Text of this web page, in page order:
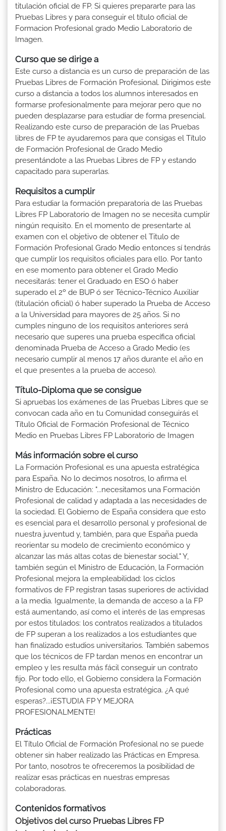
titulación oficial de FP. Si quieres prepararte para las
Pruebas Libres y para conseguir el título oficial de
Formacion Profesional grado Medio Laboratorio de
Imagen.
Curso que se dirige a
Este curso a distancia es un curso de preparación de las
Pruebas Libres de Formación Profesional. Dirigimos este
curso a distancia a todos los alumnos interesados en
formarse profesionalmente para mejorar pero que no
pueden desplazarse para estudiar de forma presencial.
Realizando este curso de preparación de las Pruebas
libres de FP te ayudaremos para que consigas el Título
de Formación Profesional de Grado Medio
presentándote a las Pruebas Libres de FP y estando
capacitado para superarlas.
Requisitos a cumplir
Para estudiar la formación preparatoria de las Pruebas
Libres FP Laboratorio de Imagen no se necesita cumplir
ningún requisito. En el momento de presentarte al
examen con el objetivo de obtener el Titulo de
Formación Profesional Grado Medio entonces sí tendrás
que cumplir los requisitos oficiales para ello. Por tanto
en ese momento para obtener el Grado Medio
necesitarás: tener el Graduado en ESO ó haber
superado el 2º de BUP ó ser Técnico-Técnico Auxiliar
(titulación oficial) ó haber superado la Prueba de Acceso
a la Universidad para mayores de 25 años. Si no
cumples ninguno de los requisitos anteriores será
necesario que superes una prueba específica oficial
denominada Prueba de Acceso a Grado Medio (es
necesario cumplir al menos 17 años durante el año en
el que presentes a la prueba de acceso).
Título-Diploma que se consigue
Si apruebas los exámenes de las Pruebas Libres que se
convocan cada año en tu Comunidad conseguirás el
Título Oficial de Formación Profesional de Técnico
Medio en Pruebas Libres FP Laboratorio de Imagen
Más información sobre el curso
La Formación Profesional es una apuesta estratégica
para España. No lo decimos nosotros, lo afirma el
Ministro de Educación: "...necesitamos una Formación
Profesional de calidad y adaptada a las necesidades de
la sociedad. El Gobierno de España considera que esto
es esencial para el desarrollo personal y profesional de
nuestra juventud y, también, para que España pueda
reorientar su modelo de crecimiento económico y
alcanzar las más altas cotas de bienestar social." Y,
también según el Ministro de Educación, la Formación
Profesional mejora la empleabilidad: los ciclos
formativos de FP registran tasas superiores de actividad
a la media. Igualmente, la demanda de acceso a la FP
está aumentando, así como el interés de las empresas
por estos titulados: los contratos realizados a titulados
de FP superan a los realizados a los estudiantes que
han finalizado estudios universitarios. También sabemos
que los técnicos de FP tardan menos en encontrar un
empleo y les resulta más fácil conseguir un contrato
fijo. Por todo ello, el Gobierno considera la Formación
Profesional como una apuesta estratégica. ¿A qué
esperas?...¡ESTUDIA FP Y MEJORA
PROFESIONALMENTE!
Prácticas
El Título Oficial de Formación Profesional no se puede
obtener sin haber realizado las Prácticas en Empresa.
Por tanto, nosotros te ofreceremos la posibilidad de
realizar esas prácticas en nuestras empresas
colaboradoras.
Contenidos formativos
Objetivos del curso Pruebas Libres FP